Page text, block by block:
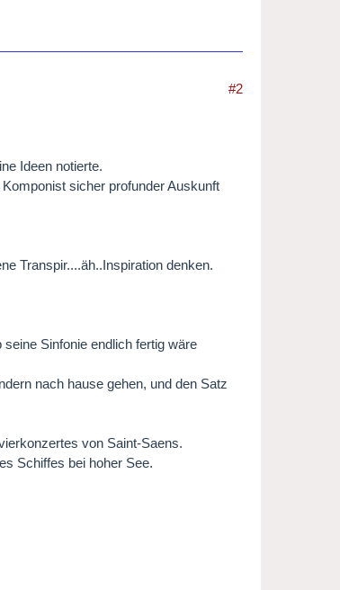
#2
Ideen notierte.
sicher profunder Auskunft
Transpir....äh..Inspiration denken.
Sinfonie endlich fertig wäre
nach hause gehen, und den Satz
von Saint-Saens.
Schiffes bei hoher See.